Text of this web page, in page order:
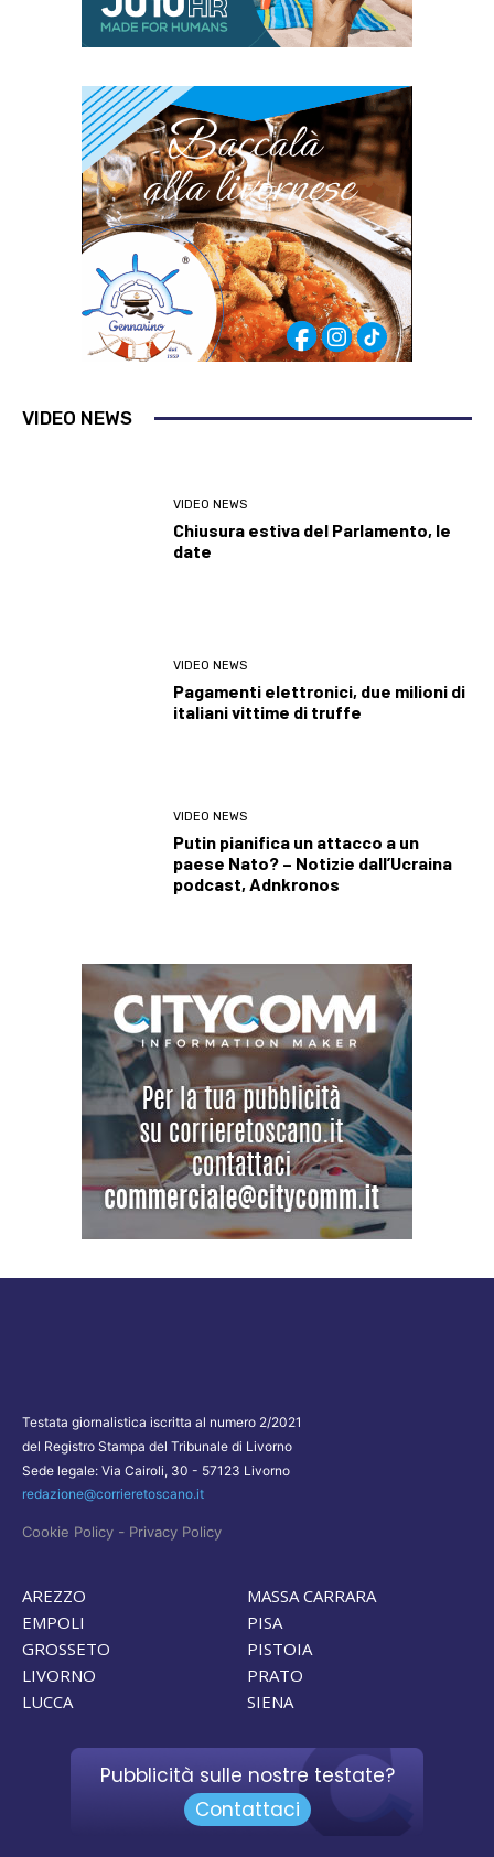
VIDEO NEWS
VIDEO NEWS
Chiusura estiva del Parlamento, le
date
VIDEO NEWS
Pagamenti elettronici, due milioni di
italiani vittime di truffe
VIDEO NEWS
Putin pianifica un attacco a un
paese Nato? – Notizie dall’Ucraina
podcast, Adnkronos
Testata giornalistica iscritta al numero 2/2021
del Registro Stampa del Tribunale di Livorno
Sede legale: Via Cairoli, 30 - 57123 Livorno
redazione@corrieretoscano.it
Cookie Policy - Privacy Policy
AREZZO
EMPOLI
GROSSETO
LIVORNO
LUCCA
MASSA CARRARA
PISA
PISTOIA
PRATO
SIENA
Pubblicità sulle nostre testate?
Contattaci